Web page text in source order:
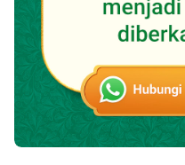
melaksanakan
Yesus terkadang
berbicara tak henti-
bahagia sehingga
seperti burung
sedih sehingga sama